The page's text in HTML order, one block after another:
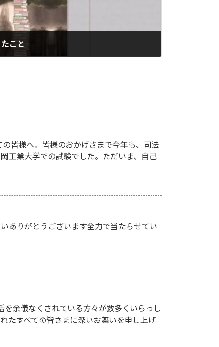
こと
皆様へ。皆様のおかげさまで今年も、司法
工業大学での試験でした。ただいま、自己
ありがとうございます全力で当たらせてい
余儀なくされている方々が数多くいらっし
たすべての皆さまに深いお舞いを申し上げ